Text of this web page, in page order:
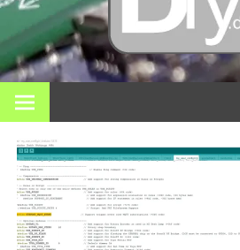
En nerdiy.de, todo gira en torno a
la impresión 3D, el hogar